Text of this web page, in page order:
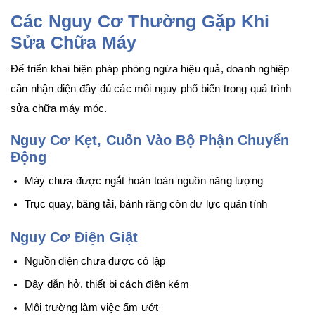
Các Nguy Cơ Thường Gặp Khi
Sửa Chữa Máy
Để triển khai biện pháp phòng ngừa hiệu quả, doanh nghiệp
cần nhận diện đầy đủ các mối nguy phổ biến trong quá trình
sửa chữa máy móc.
Nguy Cơ Kẹt, Cuốn Vào Bộ Phận Chuyển
Động
Máy chưa được ngắt hoàn toàn nguồn năng lượng
Trục quay, băng tải, bánh răng còn dư lực quán tính
Nguy Cơ Điện Giật
Nguồn điện chưa được cô lập
Dây dẫn hở, thiết bị cách điện kém
Môi trường làm việc ẩm ướt